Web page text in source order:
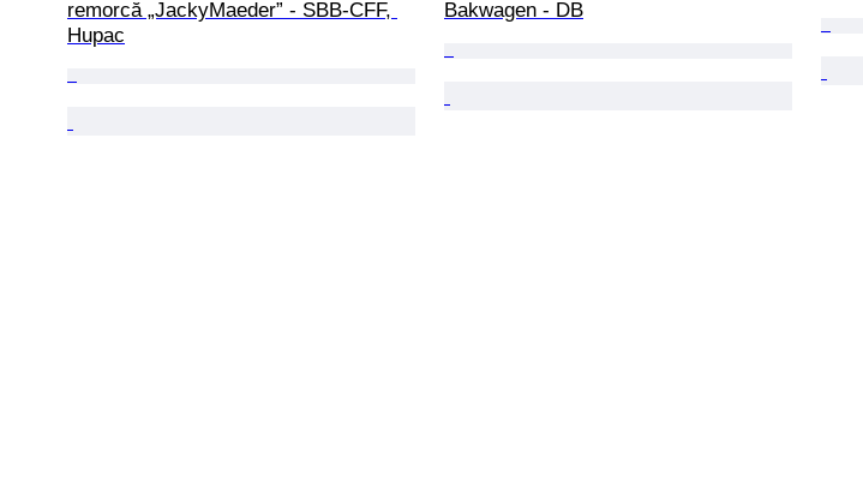
remorcă „JackyMaeder” - SBB-CFF,
Hupac
Bakwagen - DB